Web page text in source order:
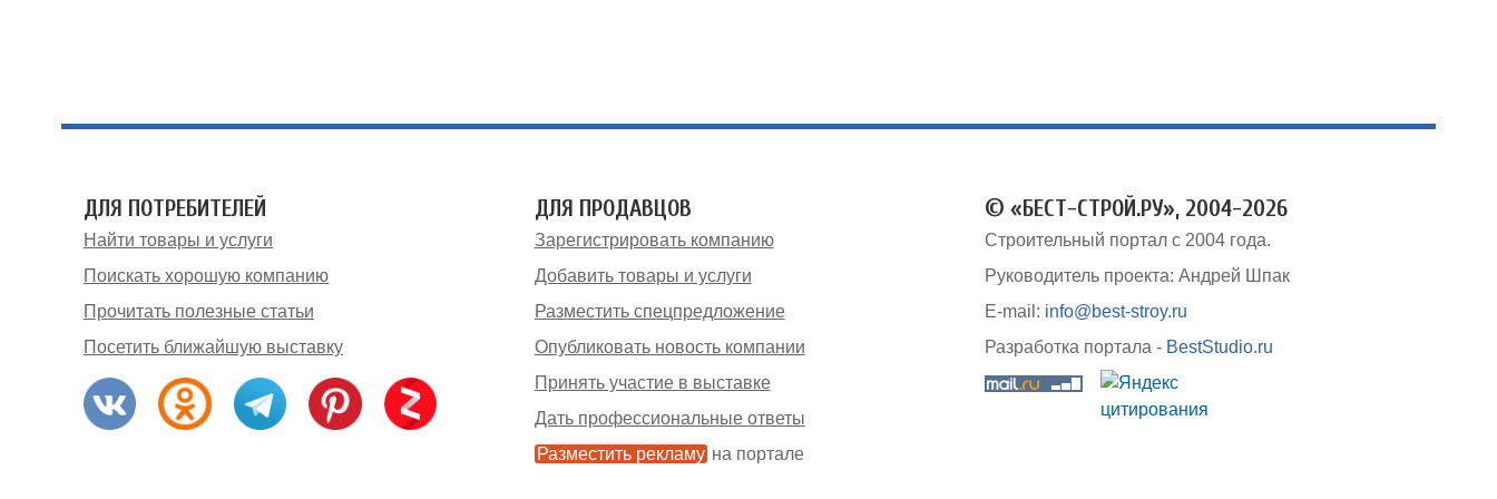
ДЛЯ ПОТРЕБИТЕЛЕЙ
Найти товары и услуги
Поискать хорошую компанию
Прочитать полезные статьи
Посетить ближайшую выставку
ДЛЯ ПРОДАВЦОВ
Зарегистрировать компанию
Добавить товары и услуги
Разместить спецпредложение
Опубликовать новость компании
Принять участие в выставке
Дать профессиональные ответы
Разместить рекламу на портале
© «БЕСТ-СТРОЙ.РУ», 2004-2026
Строительный портал с 2004 года.
Руководитель проекта: Андрей Шпак
E-mail: info@best-stroy.ru
Разработка портала - BestStudio.ru